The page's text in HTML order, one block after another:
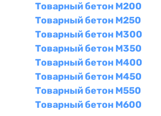
Товарный бетон М200
Товарный бетон М250
Товарный бетон М300
Товарный бетон М350
Товарный бетон М400
Товарный бетон М450
Товарный бетон М550
Товарный бетон М600